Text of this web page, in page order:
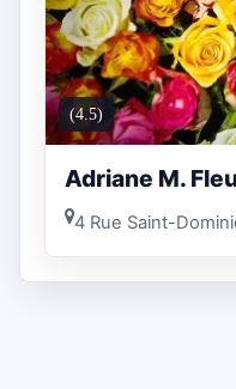
(4.5)
Adriane M.
4 Rue Saint-